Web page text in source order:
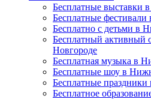
Бесплатные выставки
Бесплатные
Бесплатно с детьми в
Бесплатный
Новгороде
Бесплатная музыка в
Бесплатные шоу в
Бесплатные
Бесплатное